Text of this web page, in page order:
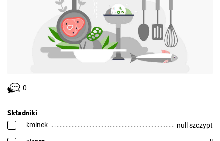
0
Składniki
kminek null szczypt